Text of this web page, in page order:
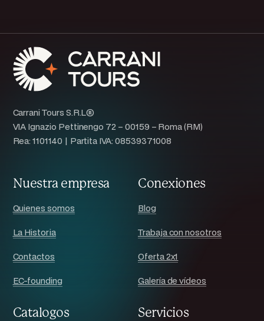
Carrani Tours S.R.L®
VIA Ignazio Pettinengo 72 – 00159 – Roma (RM)
Rea: 1101140 | Partita IVA: 08539371008
Nuestra empresa
Quienes somos
La Historia
Contactos
EC-founding
Conexiones
Blog
Trabaja con nosotros
Oferta 2x1
Galería de vídeos
Catalogos Servicios